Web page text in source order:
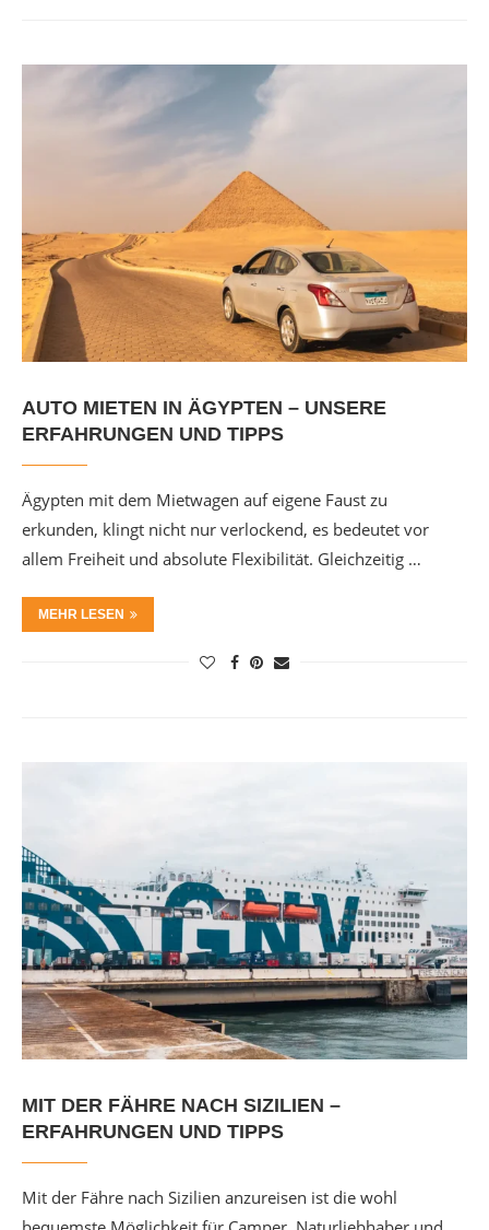
AUTO MIETEN IN ÄGYPTEN – UNSERE
ERFAHRUNGEN UND TIPPS
Ägypten mit dem Mietwagen auf eigene Faust zu
erkunden, klingt nicht nur verlockend, es bedeutet vor
allem Freiheit und absolute Flexibilität. Gleichzeitig …
MEHR LESEN
MIT DER FÄHRE NACH SIZILIEN –
ERFAHRUNGEN UND TIPPS
Mit der Fähre nach Sizilien anzureisen ist die wohl